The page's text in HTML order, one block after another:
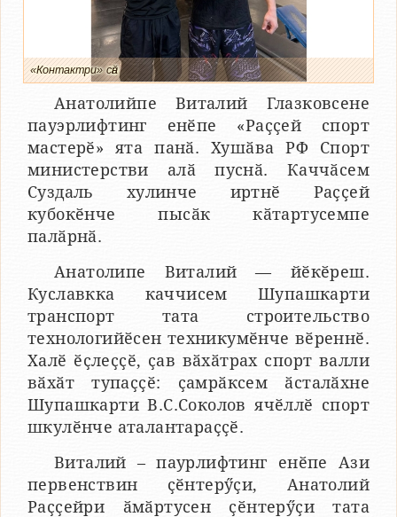
«Контактри» сӑн
Анатолийпе Виталий Глазковсене
пауэрлифтинг енӗпе «Раҫҫей спорт
мастерӗ» ята панӑ. Хушӑва РФ Спорт
министерстви алӑ пуснӑ. Каччӑсем
Суздаль хулинче иртнӗ Раҫҫей
кубокӗнче пысӑк кӑтартусемпе
палӑрнӑ.
Анатолипе Виталий — йӗкӗреш.
Куславкка каччисем Шупашкарти
транспорт тата строительство
технологийӗсен техникумӗнче вӗреннӗ.
Халӗ ӗҫлеҫҫӗ, ҫав вӑхӑтрах спорт валли
вӑхӑт тупаҫҫӗ: ҫамрӑксем ӑсталӑхне
Шупашкарти В.С.Соколов ячӗллӗ спорт
шкулӗнче аталантараҫҫӗ.
Виталий – паурлифтинг енӗпе Ази
первенствин ҫӗнтерӳҫи, Анатолий
Раҫҫейри ӑмӑртусен ҫӗнтерӳҫи тата